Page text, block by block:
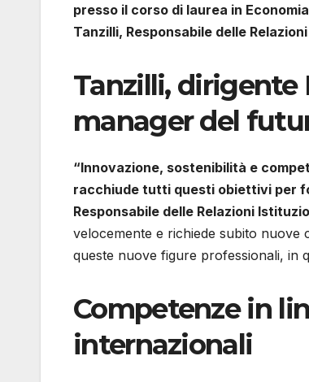
presso il corso di laurea in
Tanzilli, Responsabile delle
Tanzilli, dirigente
manager del
“Innovazione, sostenibilità e
racchiude tutti questi obiettivi per
Responsabile delle Relazioni
velocemente e richiede subito nuove
queste nuove figure professionali, in
Competenze in
internazionali